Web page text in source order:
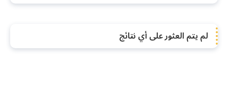
الكهنة
لم يتم العثور على أي نتائج